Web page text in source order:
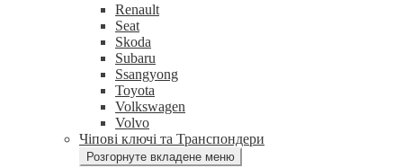
Renault
Seat
Skoda
Subaru
Ssangyong
Toyota
Volkswagen
Volvo
Чіпові ключі та Транспондери
Розгорнуте вкладене меню